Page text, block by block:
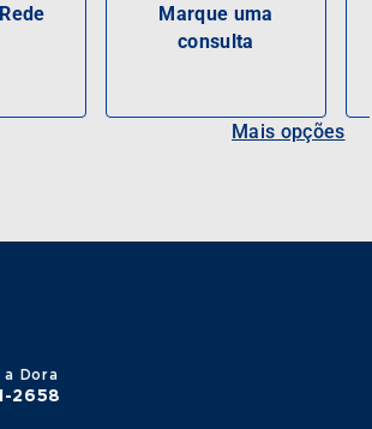
Marque uma
consulta
Mais opções
a Dora
2658